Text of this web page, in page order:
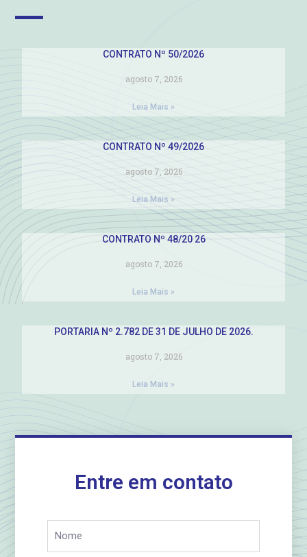
CONTRATO Nº 50/2026
agosto 7, 2026
Leia Mais »
CONTRATO Nº 49/2026
agosto 7, 2026
Leia Mais »
CONTRATO Nº 48/20 26
agosto 7, 2026
Leia Mais »
PORTARIA Nº 2.782 DE 31 DE JULHO DE 2026.
agosto 7, 2026
Leia Mais »
Entre em contato